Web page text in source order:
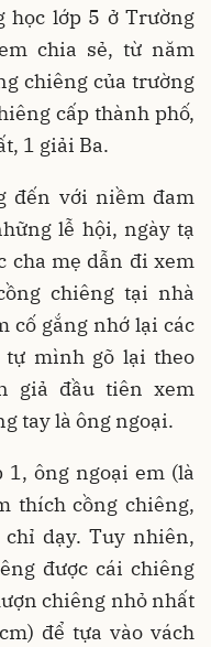
học lớp 5 ở Trường
chia sẻ, từ năm
chiêng của trường
cấp thành phố,
1 giải Ba.
đến với niềm đam
lễ hội, ngày tạ
cha mẹ dẫn đi xem
chiêng tại nhà
cố gắng nhớ lại các
mình gõ lại theo
giả đầu tiên xem
tay là ông ngoại.
1, ông ngoại em (là
thích cồng chiêng,
dạy. Tuy nhiên,
được cái chiêng
chiêng nhỏ nhất
để tựa vào vách